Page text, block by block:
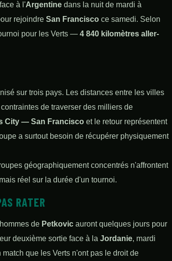
face à l'Argentine dans la nuit de mardi à
rejoindre San Francisco ce samedi. Selon
pour les Verts — 4 840 kilomètres aller-
sur trois pays. Les distances entre les villes
de traverser des milliers de
City — San Francisco et le retour représentent
a surtout besoin de récupérer physiquement
géographiquement concentrés n'affrontent
réel sur la durée d'un tournoi.
RATER
de Petkovic auront quelques jours pour
deuxième sortie face à la Jordanie, mardi
que les Verts n'ont pas le droit de